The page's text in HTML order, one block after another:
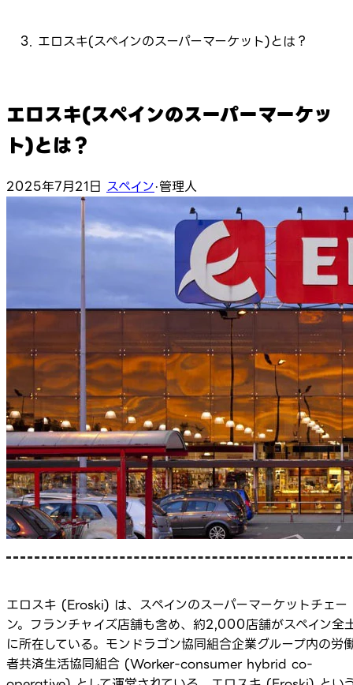
エロスキ(スペインのスーパーマーケット)とは？
エロスキ(スペインのスーパーマーケッ
ト)とは？
2025年7月21日 スペイン·管理人
エロスキ (Eroski) は、スペインのスーパーマーケットチェー
ン。フランチャイズ店舗も含め、約2,000店舗がスペイン全
に所在している。モンドラゴン協同組合企業グループ内の労
者共済生活協同組合 (Worker-consumer hybrid co-